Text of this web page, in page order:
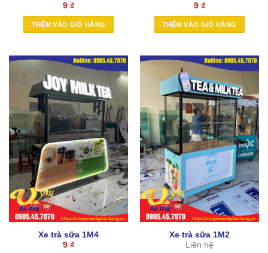
9 ₫
THÊM VÀO GIỎ HÀNG
9 ₫
THÊM VÀO GIỎ HÀNG
Xe trà sữa 1M4
9 ₫
Xe trà sữa 1M2
Liên hệ